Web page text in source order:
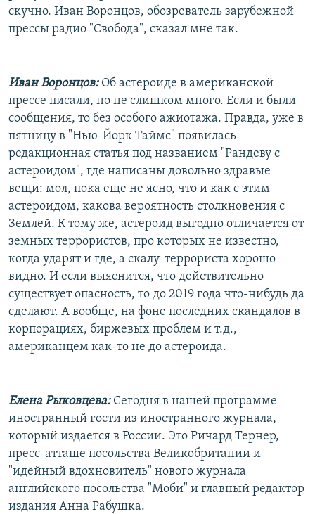
скучно. Иван Воронцов, обозреватель зарубежной
прессы радио "Свобода", сказал мне так.
Иван Воронцов:Об астероиде в американской
прессе писали, но не слишком много. Если и были
сообщения, то без особого ажиотажа. Правда, уже в
пятницу в "Нью-Йорк Таймс" появилась
редакционная статья под названием "Рандеву с
астероидом", где написаны довольно здравые
вещи: мол, пока еще не ясно, что и как с этим
астероидом, какова вероятность столкновения с
Землей. К тому же, астероид выгодно отличается от
земных террористов, про которых не известно,
когда ударят и где, а скалу-террориста хорошо
видно. И если выяснится, что действительно
существует опасность, то до 2019 года что-нибудь да
сделают. А вообще, на фоне последних скандалов в
корпорациях, биржевых проблем и т.д.,
американцем как-то не до астероида.
Елена Рыковцева:Сегодня в нашей программе -
иностранный гости из иностранного журнала,
который издается в России. Это Ричард Тернер,
пресс-атташе посольства Великобритании и
"идейный вдохновитель" нового журнала
английского посольства "Моби" и главный редактор
издания Анна Рабушка.